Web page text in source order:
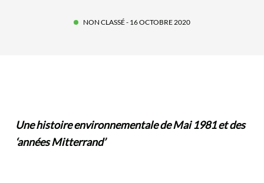
NON CLASSÉ- 16 OCTOBRE 2020
Une histoire environnementale de Mai 1981 et des
‘années Mitterrand’